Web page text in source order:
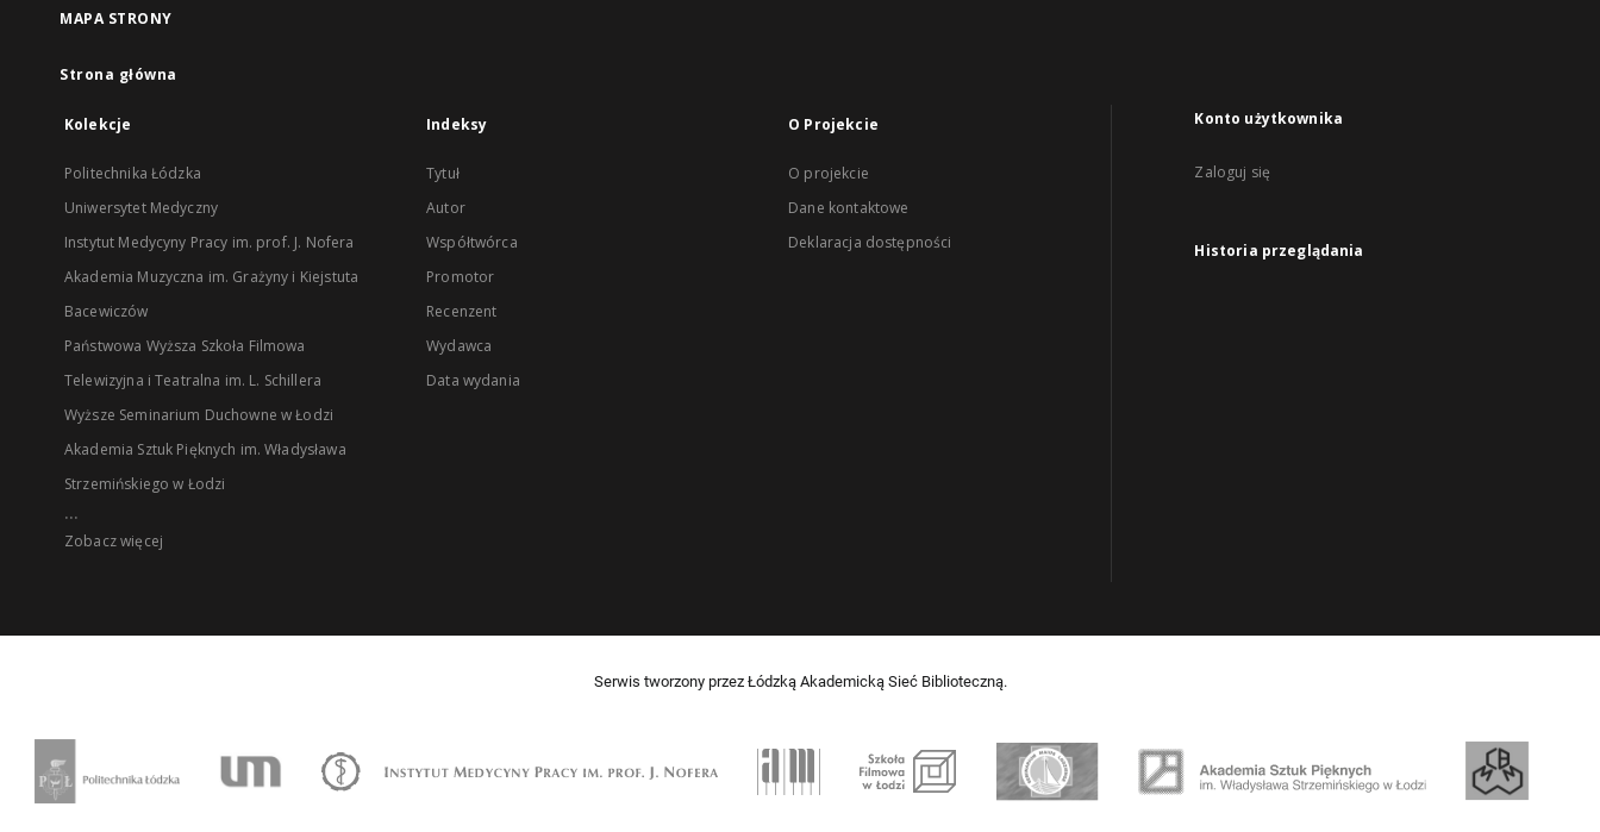
MAPA STRONY
Strona główna
Kolekcje
Politechnika Łódzka
Uniwersytet Medyczny
Instytut Medycyny Pracy im. prof. J. Nofera
Akademia Muzyczna im. Grażyny i Kiejstuta
Bacewiczów
Państwowa Wyższa Szkoła Filmowa
Telewizyjna i Teatralna im. L. Schillera
Wyższe Seminarium Duchowne w Łodzi
Akademia Sztuk Pięknych im. Władysława
Strzemińskiego w Łodzi
...
Zobacz więcej
Indeksy
Tytuł
Autor
Współtwórca
Promotor
Recenzent
Wydawca
Data wydania
O Projekcie
O projekcie
Dane kontaktowe
Deklaracja dostępności
Konto użytkownika
Zaloguj się
Historia przeglądania
Serwis tworzony przez Łódzką Akademicką Sieć Biblioteczną.